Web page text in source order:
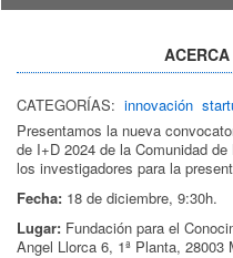
CATEGORÍAS: innovación
Presentamos la nueva
de I+D 2024 de la Comunidad
los investigadores para la
Fecha: 18 de diciembre, 9:30h.
Lugar: Fundación para el
Angel Llorca 6, 1ª Planta, 28003